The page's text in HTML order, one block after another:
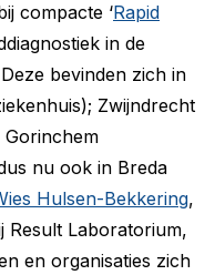
compacte ‘Rapid
in de
bevinden zich in
Zwijndrecht
nu ook in Breda
Hulsen-Bekkering,
Result Laboratorium,
en organisaties zich